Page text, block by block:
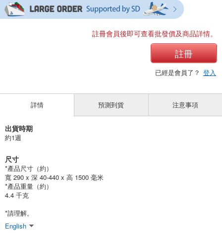
註冊會員後即可查看批發價及商品詳情。
註冊
已經是會員了？ 登入
詳情
出貨時期
約1週
尺寸
*產品尺寸（約）
寬 290 x 深 40-440 x 高 1500 毫米
*產品重量（約）
4.4 千克
*請理解。
English
預測到貨 注意事項